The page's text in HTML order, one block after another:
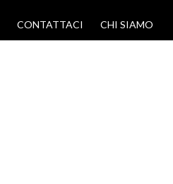
CONTATTACI CHI SIAMO